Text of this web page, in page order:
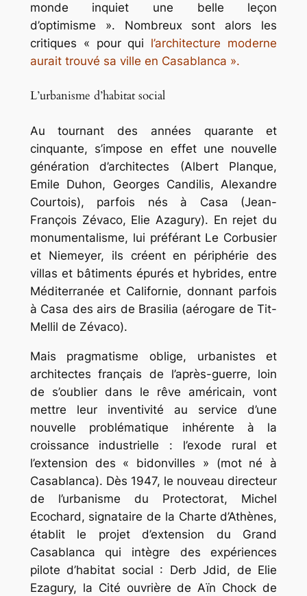
monde inquiet une belle leçon
d’optimisme ». Nombreux sont alors les
critiques « pour qui l’architecture moderne
aurait trouvé sa ville en Casablanca ».
L’urbanisme d’habitat social
Au tournant des années quarante et
cinquante, s’impose en effet une nouvelle
génération d’architectes (Albert Planque,
Emile Duhon, Georges Candilis, Alexandre
Courtois), parfois nés à Casa (Jean-
François Zévaco, Elie Azagury). En rejet du
monumentalisme, lui préférant Le Corbusier
et Niemeyer, ils créent en périphérie des
villas et bâtiments épurés et hybrides, entre
Méditerranée et Californie, donnant parfois
à Casa des airs de Brasilia (aérogare de Tit-
Mellil de Zévaco).
Mais pragmatisme oblige, urbanistes et
architectes français de l’après-guerre, loin
de s’oublier dans le rêve américain, vont
mettre leur inventivité au service d’une
nouvelle problématique inhérente à la
croissance industrielle : l’exode rural et
l’extension des « bidonvilles » (mot né à
Casablanca). Dès 1947, le nouveau directeur
de l’urbanisme du Protectorat, Michel
Ecochard, signataire de la Charte d’Athènes,
établit le projet d’extension du Grand
Casablanca qui intègre des expériences
pilote d’habitat social : Derb Jdid, de Elie
Ezagury, la Cité ouvrière de Aïn Chock de